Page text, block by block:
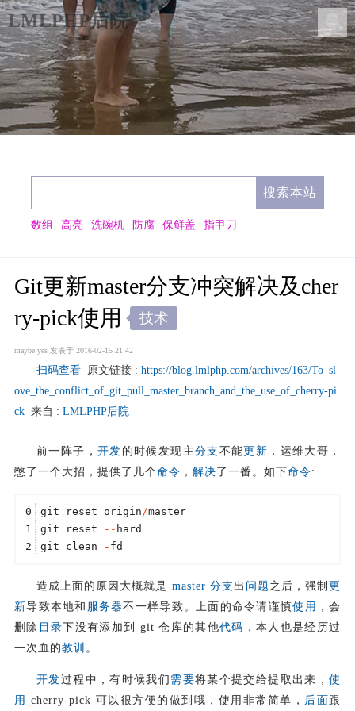
LMLPHP后院
数组 高亮 洗碗机 防腐 保鲜盖 指甲刀
Git更新master分支冲突解决及cher
ry-pick使用
技术
maybe yes 发表于 2016-02-15 21:42
扫码查看 原文链接 : https://blog.lmlphp.com/archives/163/To_sl
ove_the_conflict_of_git_pull_master_branch_and_the_use_of_cherry-pi
ck 来自 : LMLPHP后院
前一阵子， 开发 的时候发现主分支 不能更新 ，运维大哥，
憋了一个大招，提供了几个命令 ， 解决了一番。如下命令:
0
1
2
git reset origin/master
git reset
- - hard
git clean
- fd
造成上面的原因大概就是 master 分支出 问题 之后，强制 更
新导致本地和 服务器不一样导致。上面的命令请谨慎使用 ，会
删除 目录下没有添加到 git 仓库的其他代码 ，本人也是经历过
一次血的教训 。
开发过程中，有时候我们 需要将某个提交给提取出来， 使
用 cherry-pick 可以很方便的做到哦，使用非常简单， 后面 跟